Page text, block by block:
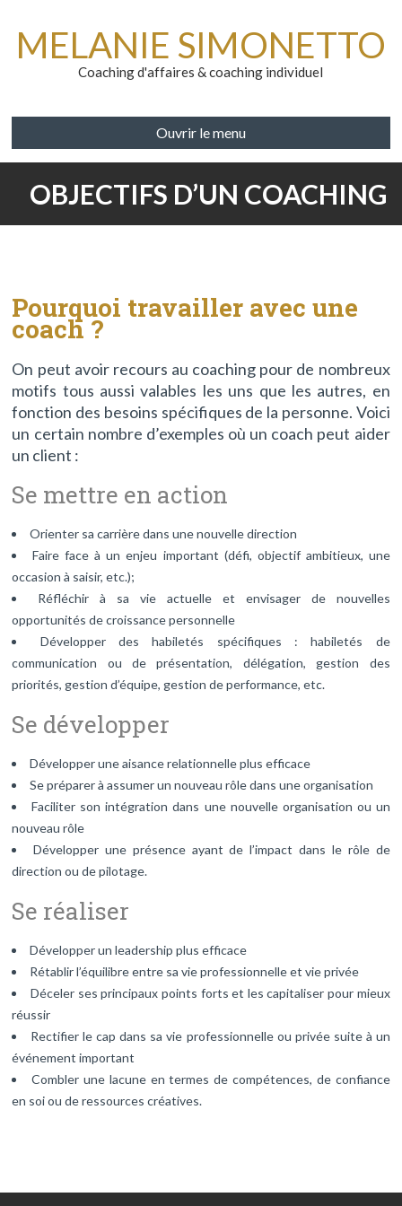
MELANIE SIMONETTO
Coaching d'affaires & coaching individuel
Ouvrir le menu
OBJECTIFS D’UN COACHING
Pourquoi travailler avec une
coach ?
On peut avoir recours au coaching pour de nombreux
motifs tous aussi valables les uns que les autres, en
fonction des besoins spécifiques de la personne. Voici
un certain nombre d’exemples où un coach peut aider
un client :
Se mettre en action
Orienter sa carrière dans une nouvelle direction
Faire face à un enjeu important (défi, objectif ambitieux, une
occasion à saisir, etc.);
Réfléchir à sa vie actuelle et envisager de nouvelles
opportunités de croissance personnelle
Développer des habiletés spécifiques : habiletés de
communication ou de présentation, délégation, gestion des
priorités, gestion d’équipe, gestion de performance, etc.
Se développer
Développer une aisance relationnelle plus efficace
Se préparer à assumer un nouveau rôle dans une organisation
Faciliter son intégration dans une nouvelle organisation ou un
nouveau rôle
Développer une présence ayant de l’impact dans le rôle de
direction ou de pilotage.
Se réaliser
Développer un leadership plus efficace
Rétablir l’équilibre entre sa vie professionnelle et vie privée
Déceler ses principaux points forts et les capitaliser pour mieux
réussir
Rectifier le cap dans sa vie professionnelle ou privée suite à un
événement important
Combler une lacune en termes de compétences, de confiance
en soi ou de ressources créatives.